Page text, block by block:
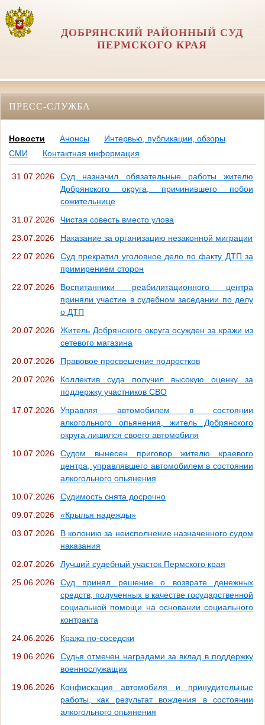
ДОБРЯНСКИЙ РАЙОННЫЙ СУД
ПЕРМСКОГО КРАЯ
ПРЕСС-СЛУЖБА
Новости Анонсы
Интервью, публикации, обзоры
СМИ
Контактная информация
31.07.2026
Суд назначил обязательные работы жителю
Добрянского округа, причинившего побои
сожительнице
31.07.2026
Чистая совесть вместо улова
23.07.2026
Наказание за организацию незаконной миграции
22.07.2026
Суд прекратил уголовное дело по факту ДТП за
примирением сторон
22.07.2026
Воспитанники реабилитационного центра
приняли участие в судебном заседании по делу
о ДТП
20.07.2026
Житель Добрянского округа осужден за кражи из
сетевого магазина
20.07.2026
Правовое просвещение подростков
20.07.2026
Коллектив суда получил высокую оценку за
поддержку участников СВО
17.07.2026
Управляя автомобилем в состоянии
алкогольного опьянения, житель Добрянского
округа лишился своего автомобиля
10.07.2026
Судом вынесен приговор жителю краевого
центра, управлявшего автомобилем в состоянии
алкогольного опьянения
10.07.2026
Судимость снята досрочно
09.07.2026
«Крылья надежды»
03.07.2026
В колонию за неисполнение назначенного судом
наказания
02.07.2026
Лучший судебный участок Пермского края
25.06.2026
Суд принял решение о возврате денежных
средств, полученных в качестве государственной
социальной помощи на основании социального
контракта
24.06.2026
Кража по-соседски
19.06.2026
Судья отмечен наградами за вклад в поддержку
военнослужащих
19.06.2026
Конфискация автомобиля и принудительные
работы, как результат вождения в состоянии
алкогольного опьянения